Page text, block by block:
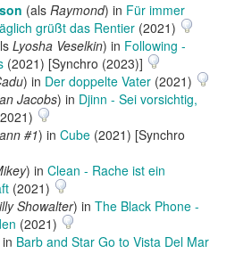
(als Raymond) in Für immer
grüßt das Rentier (2021)
Lyosha Veselkin) in Following -
(2021) [Synchro (2023)]
) in Der doppelte Vater (2021)
Jacobs) in Djinn - Sei vorsichtig,
#1) in Cube (2021) [Synchro
) in Clean - Rache ist ein
(2021)
Showalter) in The Black Phone -
(2021)
Barb and Star Go to Vista Del Mar